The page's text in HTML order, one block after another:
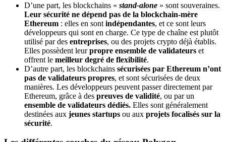
D’une part, les blockchains « stand-alone » sont souveraines.
Leur sécurité ne dépend pas de la blockchain-mère
Ethereum : elles en sont indépendantes, et ce sont leurs
développeurs qui sont en charge. Ce type de chaîne est plutôt
utilisé par des entreprises, ou des projets crypto déjà établis.
Elles possèdent leurpropre ensemble de validateurs et
offrent le meilleur degré de flexibilité.
D’autre part, les blockchains sécurisées par Ethereum n’ont
pas de validateurs propres, et sont sécurisées de deux
manières. Les développeurs peuvent passer directement par
Ethereum, grâce à des preuves de validité, ou par un
ensemble de validateurs dédiés. Elles sont généralement
destinées aux jeunes startups ou aux projets focalisés sur la
sécurité.